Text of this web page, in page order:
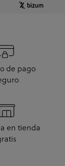
de pago
en tienda